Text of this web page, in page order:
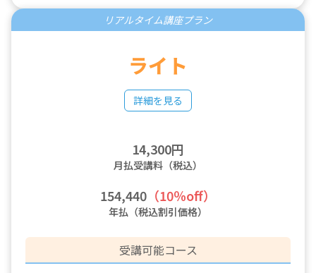
リアルタイム講座プラン
ライト
詳細を見る
14,300円
月払受講料（税込）
154,440 （10％off）
年払（税込割引価格）
受講可能コース